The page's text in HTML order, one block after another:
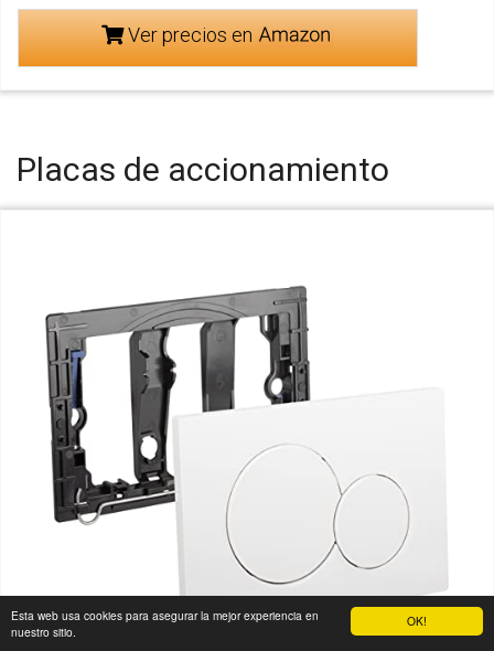
OK!
Esta web usa cookies para asegurar la mejor experiencia en
nuestro sitio.
Ver precios en
Placas de accionamiento